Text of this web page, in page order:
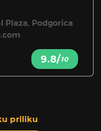
Plaza, Podgorica
9.8/10
priliku